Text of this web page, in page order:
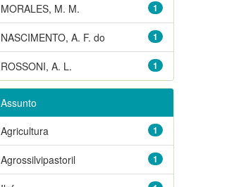
1
MORALES, M. M.
1
NASCIMENTO, A. F. do
1
ROSSONI, A. L.
Assunto
1
Agricultura
1
Agrossilvipastoril